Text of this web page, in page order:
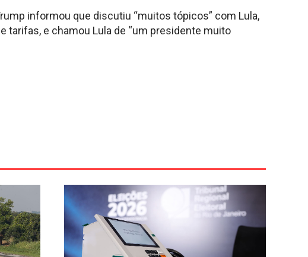
informou que discutiu “muitos tópicos” com Lula,
tarifas, e chamou Lula de “um presidente muito